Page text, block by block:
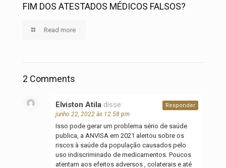
FIM DOS ATESTADOS MÉDICOS FALSOS?
Read more
2 Comments
Elviston Atila disse:
junho 22, 2022 às 12:58 pm
Isso pode gerar um problema sério de saúde
publica, a ANVISA em 2021 alertou sobre os
riscos à saúde da população causados pelo
uso indiscriminado de medicamentos. Poucos
atentam aos efeitos adversos , colaterais e até
Responder